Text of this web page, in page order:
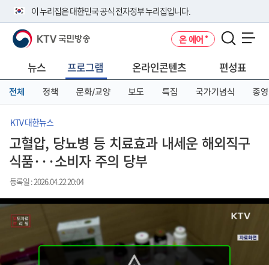
이 누리집은 대한민국 공식 전자정부 누리집입니다.
공식 누리집 주소 확인하기
니다.
이밖에 or.kr 또는 .kr등 다른 도메인 주소를 사용하고 있다면 아래 URL에
서 도메인 주소를 확인해 보세요
KTV 국민방송 온 에어
뉴스 프로그램 온라인콘텐츠 편성표
전체 정책 문화/교양 보도 특집 국가기념식 종영
KTV 대한뉴스
고혈압, 당뇨병 등 치료효과 내세운 해외직구
식품···소비자 주의 당부
등록일 : 2026.04.22 20:04